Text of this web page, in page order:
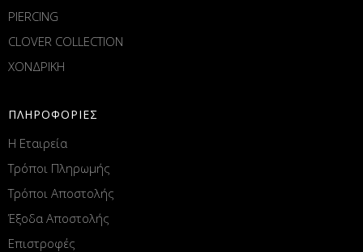
PIERCING
CLOVER COLLECTION
ΧΟΝΔΡΙΚΗ
ΠΛΗΡΟΦΟΡΙΕΣ
Η Εταιρεία
Τρόποι Πληρωμής
Τρόποι Αποστολής
Έξοδα Αποστολής
Επιστροφές